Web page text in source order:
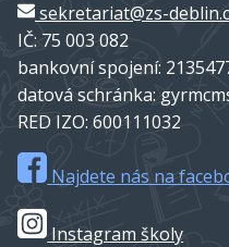
sekretariat@zs-
IČ: 75 003 082
bankovní spojení:
datová schránka:
RED IZO: 600111032
Najdete nás na
Instagram školy